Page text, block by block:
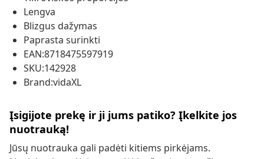
Lengva
Blizgus dažymas
Paprasta surinkti
EAN:8718475597919
SKU:142928
Brand:vidaXL
Įsigijote prekę ir ji jums patiko? Įkelkite jos
nuotrauką!
Jūsų nuotrauka gali padėti kitiems pirkėjams.